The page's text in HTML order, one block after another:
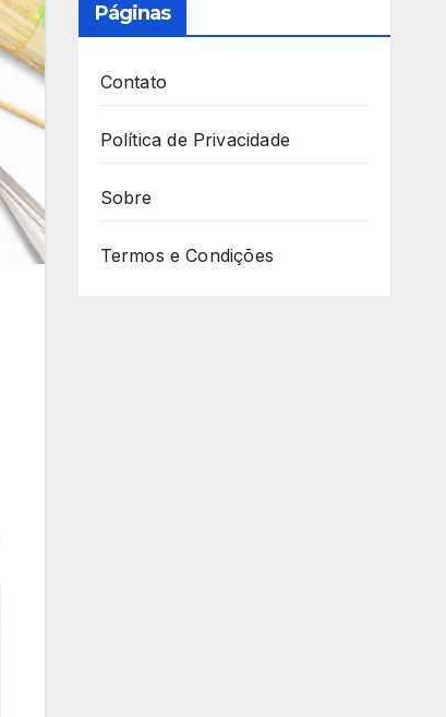
Páginas
Contato
Política de Privacidade
Sobre
Termos e Condições